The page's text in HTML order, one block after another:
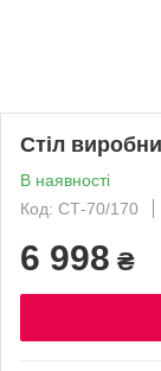
Стіл
В наявності
Код: СТ-70/170
6 998 ₴